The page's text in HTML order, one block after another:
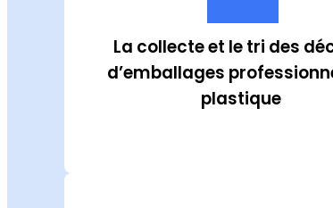
La collecte et le tri des
d’emballages
plastique